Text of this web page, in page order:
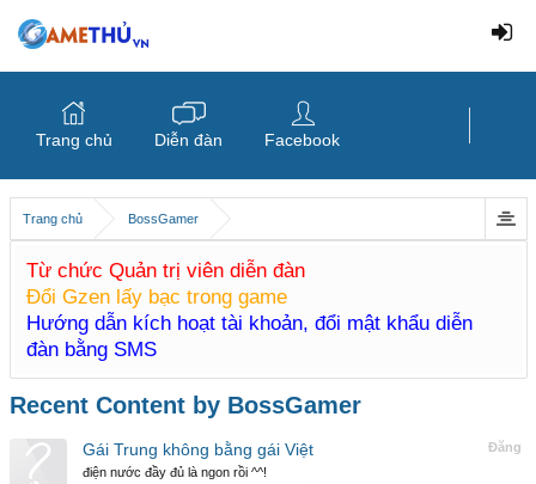
Trang chủ BossGamer
Từ chức Quản trị viên diễn đàn
Đổi Gzen lấy bạc trong game
Hướng dẫn kích hoạt tài khoản, đổi mật khẩu diễn
đàn bằng SMS
Recent Content by BossGamer
Đăng
Gái Trung không bằng gái Việt
điện nước đầy đủ là ngon rồi ^^!
Trang chủ Diễn đàn Facebook